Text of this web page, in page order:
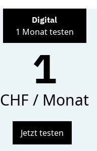
Digital
1 Monat testen
1
CHF / Monat
Jetzt testen